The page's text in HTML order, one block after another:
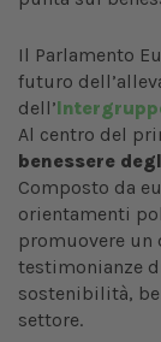
Il Parlamento
futuro
dell’
Al centro del
benessere
Composto da
orientamenti
promuovere
testimonianze
sostenibilità,
settore.